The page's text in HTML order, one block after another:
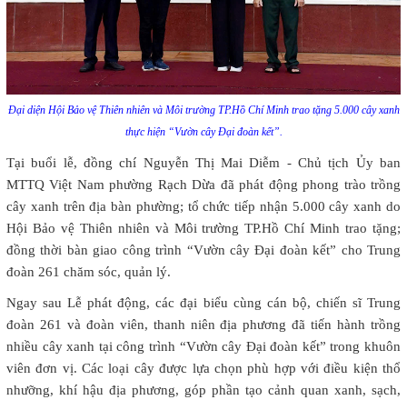
Đại diện Hội Bảo vệ Thiên nhiên và Môi trường TP.Hồ Chí Minh trao tặng 5.000 cây xanh
thực hiện “Vườn cây Đại đoàn kết”.
Tại buổi lễ, đồng chí Nguyễn Thị Mai Diễm - Chủ tịch Ủy ban
MTTQ Việt Nam phường Rạch Dừa đã phát động phong trào trồng
cây xanh trên địa bàn phường; tổ chức tiếp nhận 5.000 cây xanh do
Hội Bảo vệ Thiên nhiên và Môi trường TP.Hồ Chí Minh trao tặng;
đồng thời bàn giao công trình “Vườn cây Đại đoàn kết” cho Trung
đoàn 261 chăm sóc, quản lý.
Ngay sau Lễ phát động, các đại biểu cùng cán bộ, chiến sĩ Trung
đoàn 261 và đoàn viên, thanh niên địa phương đã tiến hành trồng
nhiều cây xanh tại công trình “Vườn cây Đại đoàn kết” trong khuôn
viên đơn vị. Các loại cây được lựa chọn phù hợp với điều kiện thổ
nhưỡng, khí hậu địa phương, góp phần tạo cảnh quan xanh, sạch,